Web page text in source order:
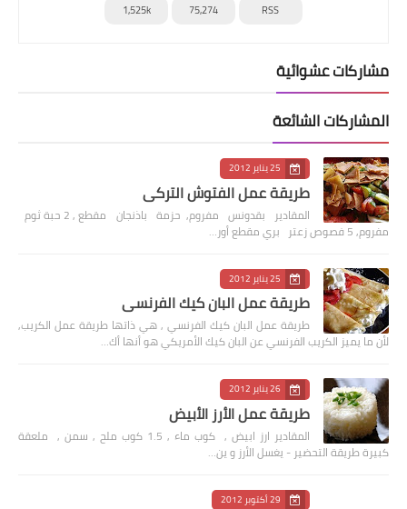
RSS
75,274
1,525k
مشاركات عشوائية
المشاركات الشائعة
25 يناير 2012
طريقة عمل الفتوش التركي
المقادير بقدونس مفروم, حزمة باذنجان مقطع , 2 حبة ثوم
مفروم, 5 فصوص زعتر بري مقطع أور…
25 يناير 2012
طريقة عمل البان كيك الفرنسي
طريقة عمل البان كيك الفرنسي , هي ذاتها طريقة عمل الكريب,
لأن ما يميز الكريب الفرنسي عن البان كيك الأمريكي هو أنها أك…
26 يناير 2012
طريقة عمل الأرز الأبيض
المقادير ارز ابيض , كوب ماء , 1.5 كوب ملح , سمن , ملعقة
كبيرة طريقة التحضير - يغسل الأرز و ين…
29 أكتوبر 2012